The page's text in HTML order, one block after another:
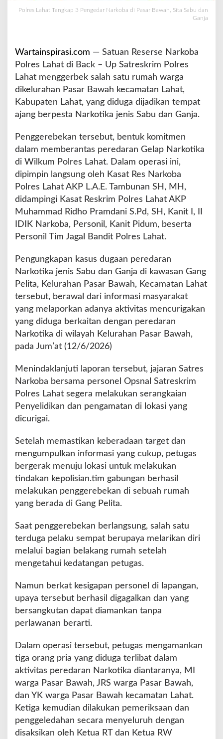
B
h
,
i
t
S
d
a
n
G
n
j
a
Polres Lahat Tangkap 3 Pengedar Narkoba di Pasar Bawah, Sita Sabu dan
Ganja
Wartainspirasi.com — Satuan Reserse Narkoba
Polres Lahat di Back – Up Satreskrim Polres
Lahat menggerbek salah satu rumah warga
dikelurahan Pasar Bawah kecamatan Lahat,
Kabupaten Lahat, yang diduga dijadikan tempat
ajang berpesta Narkotika jenis Sabu dan Ganja.
Penggerebekan tersebut, bentuk komitmen
dalam memberantas peredaran Gelap Narkotika
di Wilkum Polres Lahat. Dalam operasi ini,
dipimpin langsung oleh Kasat Res Narkoba
Polres Lahat AKP L.A.E. Tambunan SH, MH,
didampingi Kasat Reskrim Polres Lahat AKP
Muhammad Ridho Pramdani S.Pd, SH, Kanit I, II
IDIK Narkoba, Personil, Kanit Pidum, beserta
Personil Tim Jagal Bandit Polres Lahat.
Pengungkapan kasus dugaan peredaran
Narkotika jenis Sabu dan Ganja di kawasan Gang
Pelita, Kelurahan Pasar Bawah, Kecamatan Lahat
tersebut, berawal dari informasi masyarakat
yang melaporkan adanya aktivitas mencurigakan
yang diduga berkaitan dengan peredaran
Narkotika di wilayah Kelurahan Pasar Bawah,
pada Jum’at (12/6/2026)
Menindaklanjuti laporan tersebut, jajaran Satres
Narkoba bersama personel Opsnal Satreskrim
Polres Lahat segera melakukan serangkaian
Penyelidikan dan pengamatan di lokasi yang
dicurigai.
Setelah memastikan keberadaan target dan
mengumpulkan informasi yang cukup, petugas
bergerak menuju lokasi untuk melakukan
tindakan kepolisian.tim gabungan berhasil
melakukan penggerebekan di sebuah rumah
yang berada di Gang Pelita.
Saat penggerebekan berlangsung, salah satu
terduga pelaku sempat berupaya melarikan diri
melalui bagian belakang rumah setelah
mengetahui kedatangan petugas.
Namun berkat kesigapan personel di lapangan,
upaya tersebut berhasil digagalkan dan yang
bersangkutan dapat diamankan tanpa
perlawanan berarti.
Dalam operasi tersebut, petugas mengamankan
tiga orang pria yang diduga terlibat dalam
aktivitas peredaran Narkotika diantaranya, MI
warga Pasar Bawah, JRS warga Pasar Bawah,
dan YK warga Pasar Bawah kecamatan Lahat.
Ketiga kemudian dilakukan pemeriksaan dan
penggeledahan secara menyeluruh dengan
disaksikan oleh Ketua RT dan Ketua RW